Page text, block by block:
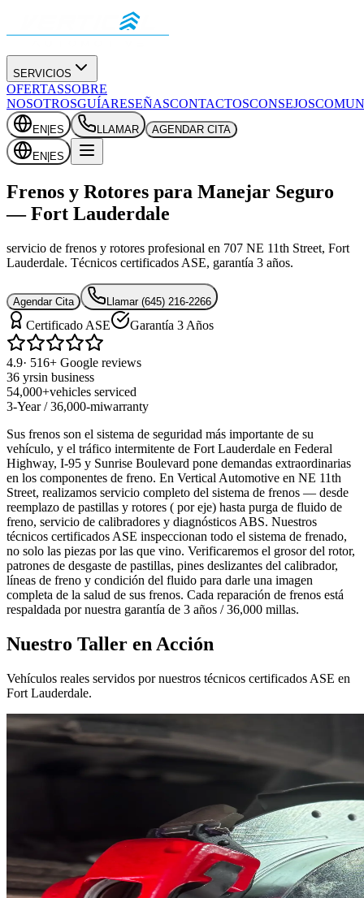
SERVICIOS
OFERTASSOBRE
NOSOTROSGUÍARESEÑASCONTACTOSCONSEJOS
EN ES LLAMAR AGENDAR CITA
EN ES
Frenos y Rotores para Manejar Seguro
— Fort Lauderdale
servicio de frenos y rotores profesional en 707 NE 11th Street, Fort
Lauderdale. Técnicos certificados ASE, garantía 3 años.
Agendar Cita Llamar (645) 216-2266
Certificado ASE Garantía 3 Años
4.9· 516+ Google reviews
36 yrsin business
54,000+vehicles serviced
3-Year / 36,000-miwarranty
Sus frenos son el sistema de seguridad más importante de su
vehículo, y el tráfico intermitente de Fort Lauderdale en Federal
Highway, I-95 y Sunrise Boulevard pone demandas extraordinarias
en los componentes de freno. En Vertical Automotive en NE 11th
Street, realizamos servicio completo del sistema de frenos — desde
reemplazo de pastillas y rotores ( por eje) hasta purga de fluido de
freno, servicio de calibradores y diagnósticos ABS. Nuestros
técnicos certificados ASE inspeccionan todo el sistema de frenado,
no solo las piezas por las que vino. Verificaremos el grosor del rotor,
patrones de desgaste de pastillas, pines deslizantes del calibrador,
líneas de freno y condición del fluido para darle una imagen
completa de la salud de sus frenos. Cada reparación de frenos está
respaldada por nuestra garantía de 3 años / 36,000 millas.
Nuestro Taller en Acción
Vehículos reales servidos por nuestros técnicos certificados ASE en
Fort Lauderdale.